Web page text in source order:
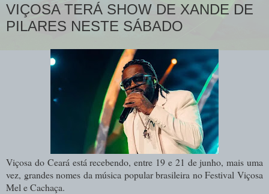
VIÇOSA TERÁ SHOW DE XANDE DE
PILARES NESTE SÁBADO
Viçosa do Ceará está recebendo, entre 19 e 21 de junho, mais uma
vez, grandes nomes da música popular brasileira no Festival Viçosa
Mel e Cachaça.